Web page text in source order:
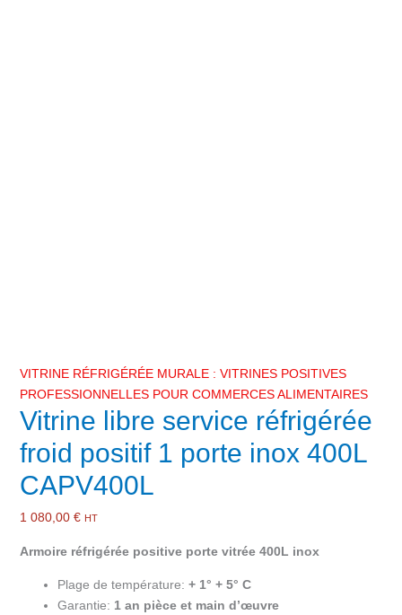
VITRINE RÉFRIGÉRÉE MURALE : VITRINES POSITIVES
PROFESSIONNELLES POUR COMMERCES ALIMENTAIRES
Vitrine libre service réfrigérée
froid positif 1 porte inox 400L
CAPV400L
1 080,00 € HT
Armoire réfrigérée positive porte vitrée 400L inox
Plage de température: + 1° + 5° C
Garantie: 1 an pièce et main d’œuvre